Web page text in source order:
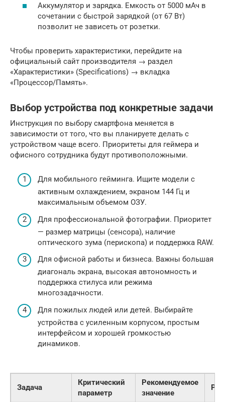
Аккумулятор и зарядка. Емкость от 5000 мАч в
сочетании с быстрой зарядкой (от 67 Вт)
позволит не зависеть от розетки.
Чтобы проверить характеристики, перейдите на
официальный сайт производителя → раздел
«Характеристики» (Specifications) → вкладка
«Процессор/Память».
Выбор устройства под конкретные задачи
Инструкция по выбору смартфона меняется в
зависимости от того, что вы планируете делать с
устройством чаще всего. Приоритеты для геймера и
офисного сотрудника будут противоположными.
Для мобильного гейминга. Ищите модели с
активным охлаждением, экраном 144 Гц и
максимальным объемом ОЗУ.
Для профессиональной фотографии. Приоритет
— размер матрицы (сенсора), наличие
оптического зума (перископа) и поддержка RAW.
Для офисной работы и бизнеса. Важны большая
диагональ экрана, высокая автономность и
поддержка стилуса или режима
многозадачности.
Для пожилых людей или детей. Выбирайте
устройства с усиленным корпусом, простым
интерфейсом и хорошей громкостью
динамиков.
Задача
Критический
параметр
Рекомендуемое
значение